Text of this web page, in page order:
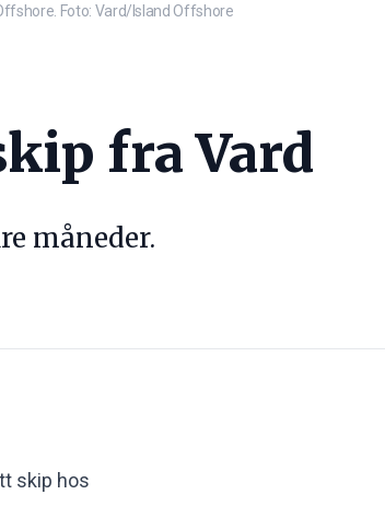
Foto: Vard/Island Offshore
fra Vard
måneder.
skip hos